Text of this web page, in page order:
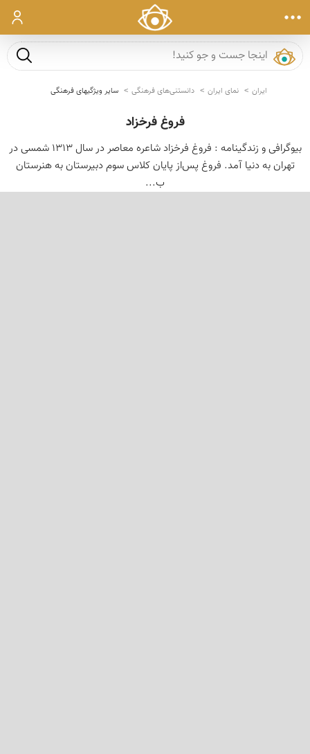
ورود
جست و
ایران نمای ایران دانستنی‌های فرهنگی سایر ویژگیهای فرهنگی
فروغ فرخزاد
بیوگرافی و زندگینامه : فروغ‌ فرخزاد شاعره‌ معاصر در سال‌ 1313 شمسی‌ در
تهران‌ به‌ دنیا آمد. فروغ‌ پس‌از پایان‌ كلاس‌ سوم‌ دبیرستان‌ به‌ هنرستان‌
ب...